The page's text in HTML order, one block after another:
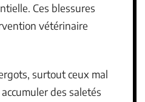
Ces blessures
vétérinaire
surtout ceux mal
des saletés